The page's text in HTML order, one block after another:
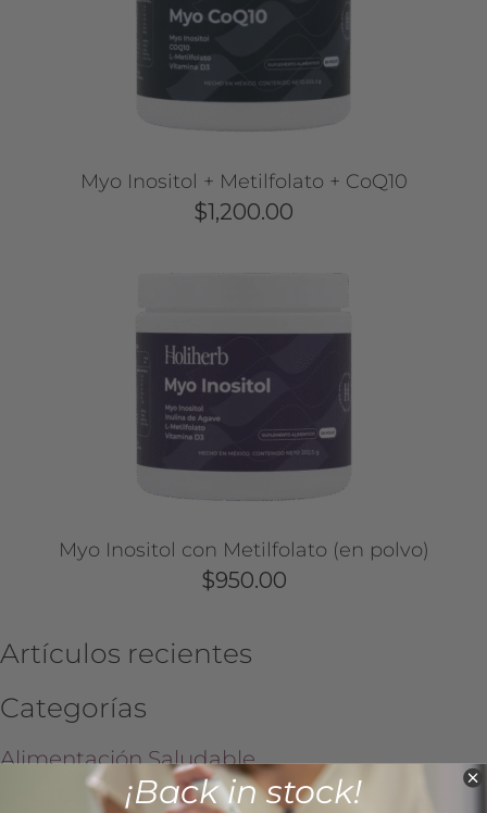
Myo Inositol + Metilfolato + CoQ10
$1,200.00
Myo Inositol con Metilfolato (en polvo)
$950.00
Artículos recientes
Categorías
Alimentación Saludable
Balance hormonal¡Back in stock!